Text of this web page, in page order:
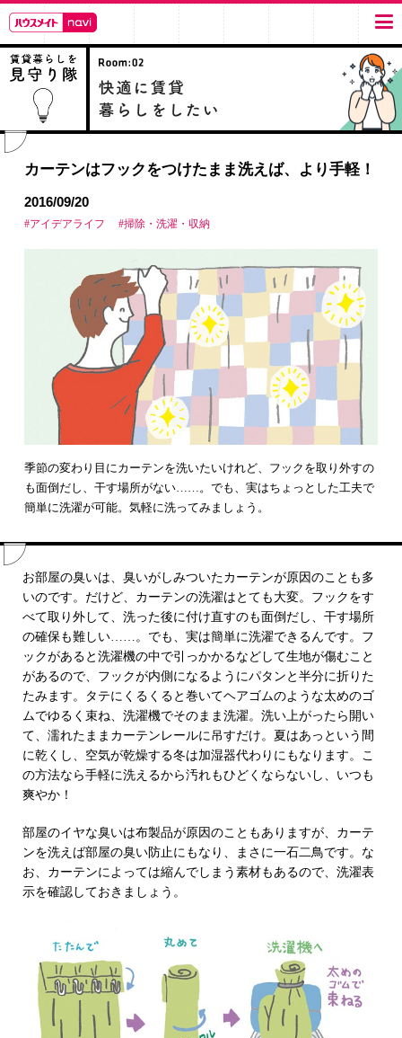
カーテンはフックをつけたまま洗えば、より手軽！
2016/09/20
#アイデアライフ #掃除・洗濯・収納
季節の変わり目にカーテンを洗いたいけれど、フックを取り外すの
も面倒だし、干す場所がない……。でも、実はちょっとした工夫で
簡単に洗濯が可能。気軽に洗ってみましょう。
お部屋の臭いは、臭いがしみついたカーテンが原因のことも多
いのです。だけど、カーテンの洗濯はとても大変。フックをす
べて取り外して、洗った後に付け直すのも面倒だし、干す場所
の確保も難しい……。でも、実は簡単に洗濯できるんです。フ
ックがあると洗濯機の中で引っかかるなどして生地が傷むこと
があるので、フックが内側になるようにパタンと半分に折りた
たみます。タテにくるくると巻いてヘアゴムのような太めのゴ
ムでゆるく束ね、洗濯機でそのまま洗濯。洗い上がったら開い
て、濡れたままカーテンレールに吊すだけ。夏はあっという間
に乾くし、空気が乾燥する冬は加湿器代わりにもなります。こ
の方法なら手軽に洗えるから汚れもひどくならないし、いつも
爽やか！
部屋のイヤな臭いは布製品が原因のこともありますが、カーテ
ンを洗えば部屋の臭い防止にもなり、まさに一石二鳥です。な
お、カーテンによっては縮んでしまう素材もあるので、洗濯表
示を確認しておきましょう。